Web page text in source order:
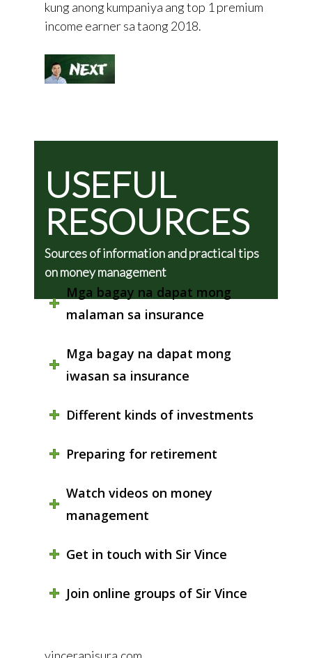
kung anong kumpaniya ang top 1 premium
income earner sa taong 2018.
USEFUL
RESOURCES
Sources of information and practical tips
on money management
Mga bagay na dapat mong
malaman sa insurance
Mga bagay na dapat mong
iwasan sa insurance
Different kinds of investments
Preparing for retirement
Watch videos on money
management
Get in touch with Sir Vince
Join online groups of Sir Vince